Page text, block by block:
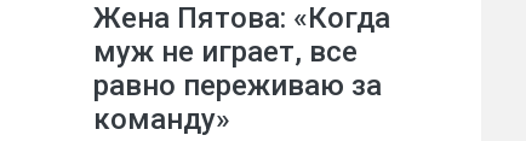
Жена Пятова: «Когда
муж не играет, все
равно переживаю за
команду»